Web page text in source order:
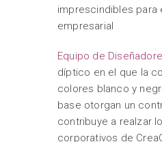
imprescindibles para
empresarial
Equipo de
díptico en el que la
colores blanco y
base otorgan un
contribuye a realzar
corporativos de